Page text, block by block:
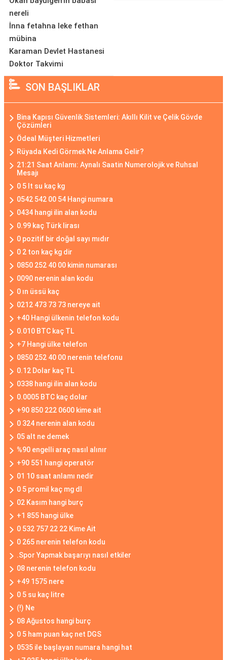
nereli
İnna fetahna leke fethan
mübina
Karaman Devlet Hastanesi
Doktor Takvimi
SON BAŞLIKLAR
Bina Kapısı Güvenlik Sistemleri: Akıllı Kilit ve Çelik Gövde
Çözümleri
Ödeal Müşteri Hizmetleri
Rüyada Kedi Görmek Ne Anlama Gelir?
21:21 Saat Anlamı: Aynalı Saatin Numerolojik ve Ruhsal
Mesajı
0 5 lt su kaç kg
0542 542 00 54 Hangi numara
0434 hangi ilin alan kodu
0.99 kaç Türk lirası
0 pozitif bir doğal sayı mıdır
0 2 ton kaç kg dir
0850 252 40 00 kimin numarası
0090 nerenin alan kodu
0 ın üssü kaç
0212 473 73 73 nereye ait
+40 Hangi ülkenin telefon kodu
0.010 BTC kaç TL
+7 Hangi ülke telefon
0850 252 40 00 nerenin telefonu
0.12 Dolar kaç TL
0338 hangi ilin alan kodu
0.0005 BTC kaç dolar
+90 850 222 0600 kime ait
0 324 nerenin alan kodu
05 alt ne demek
%90 engelli araç nasıl alınır
+90 551 hangi operatör
01 10 saat anlamı nedir
0 5 promil kaç mg dl
02 Kasım hangi burç
+1 855 hangi ülke
0 532 757 22 22 Kime Ait
0 265 nerenin telefon kodu
.Spor Yapmak başarıyı nasıl etkiler
08 nerenin telefon kodu
+49 1575 nere
0 5 su kaç litre
(!) Ne
08 Ağustos hangi burç
0 5 ham puan kaç net DGS
0535 ile başlayan numara hangi hat